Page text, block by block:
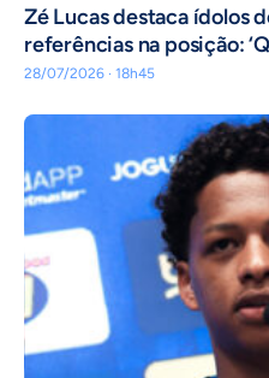
Zé Lucas destaca ídolos
referências na posição:
28/07/2026 · 18h45